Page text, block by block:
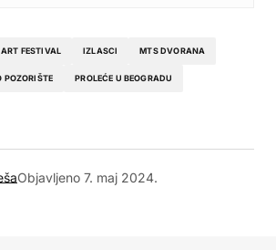
FESTIVAL IZLASCI MTS DVORANA
POZORIŠTE PROLEĆE U BEOGRADU
Objavljeno 7. maj 2024.